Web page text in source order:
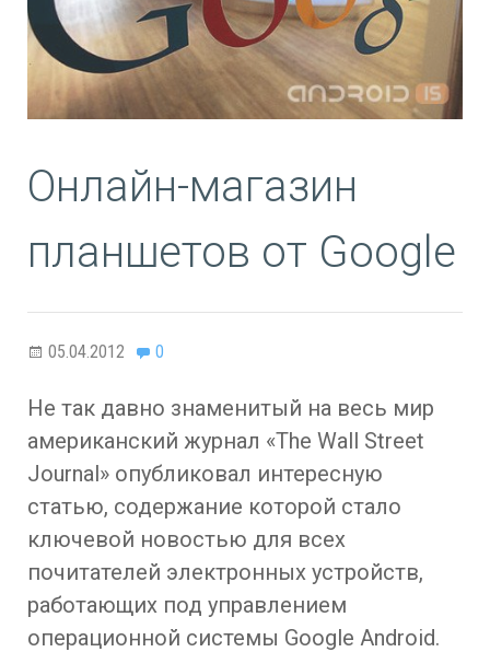
Онлайн-магазин
планшетов от Google
05.04.2012 0
Не так давно знаменитый на весь мир
американский журнал «The Wall Street
Journal» опубликовал интересную
статью, содержание которой стало
ключевой новостью для всех
почитателей электронных устройств,
работающих под управлением
операционной системы Google Android.